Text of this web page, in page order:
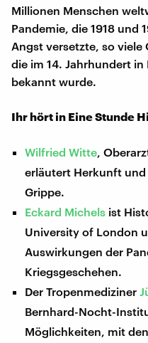
Millionen Menschen
Pandemie, die 1918 und
Angst versetzte, so viele
die im 14. Jahrhundert in
bekannt wurde.
Ihr hört in Eine Stunde
Wilfried Witte ,
erläutert Herkunft und
Grippe.
Eckard Michels ist
University of London
Auswirkungen der
Kriegsgeschehen.
Der Tropenmediziner
Bernhard-Nocht-
Möglichkeiten, mit